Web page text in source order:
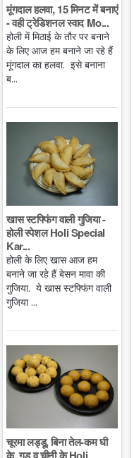
मूंगदाल हलवा, 15 मिनट में बनाएं
- वही ट्रेडिशनल स्वाद Mo...
होली में मिठाई के तौर पर बनाने
के लिए आज हम बनाने जा रहे हैं
मूंगदाल का हलवा. इसे बनाना
ब...
खास स्टफ्फिंग वाली गुजिया -
होली स्पेशल Holi Special
Kar...
होली के लिए खास आज हम
बनाने जा रहे हैं बेसन मावा की
गुजिया. ये खास स्टफ्फिंग वाली
गुजिया ...
चूरमा लड्डू, बिना तेल-कम घी